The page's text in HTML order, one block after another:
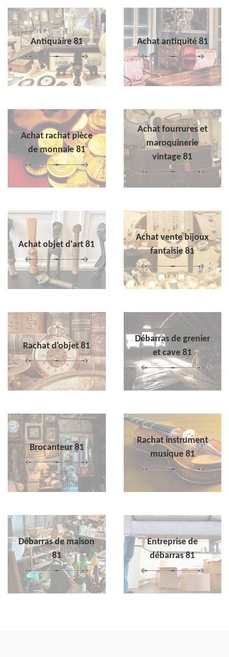
Antiquaire 81 Achat antiquité 81
Achat rachat pièce
de monnaie 81
Achat fourrures et
maroquinerie
vintage 81
Achat objet d'art 81
Achat vente bijoux
fantaisie 81
Rachat d'objet 81
Débarras de grenier
et cave 81
Brocanteur 81
Rachat instrument
musique 81
Débarras de maison
81
Entreprise de
débarras 81